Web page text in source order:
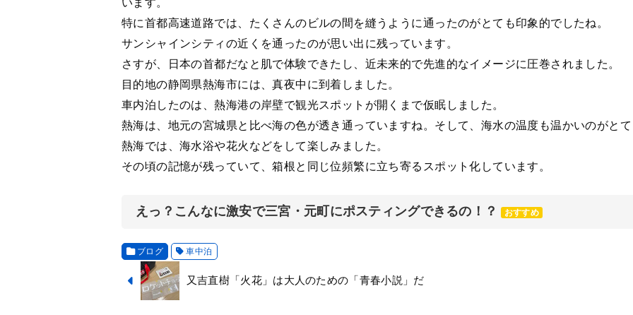
特に首都高速道路では、たくさんのビルの間を縫うように通ったのがとても印象的でしたね。
サンシャインシティの近くを通ったのが思い出に残っています。
さすが、日本の首都だなと肌で体験できたし、近未来的で先進的なイメージに圧巻されました。
目的地の静岡県熱海市には、真夜中に到着しました。
車内泊したのは、熱海港の岸壁で観光スポットが開くまで仮眠しました。
熱海は、地元の宮城県と比べ海の色が透き通っていますね。そして、海水の温度も温かいのがとて
熱海では、海水浴や花火などをして楽しみました。
その頃の記憶が残っていて、箱根と同じ位頻繁に立ち寄るスポット化しています。
えっ？こんなに激安で三宮・元町にポスティングできるの！？ おすすめ
ブログ 車中泊
又吉直樹「火花」は大人のための「青春小説」だ